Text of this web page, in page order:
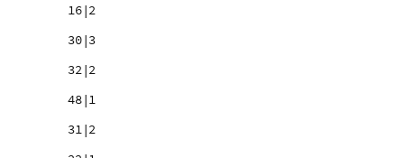
16|2
30|3
32|2
48|1
31|2